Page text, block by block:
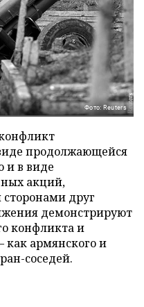
Фото: Reuters
продолжающейся
и в виде
акций,
друг
демонстрируют
конфликта и
как армянского и
соседей.